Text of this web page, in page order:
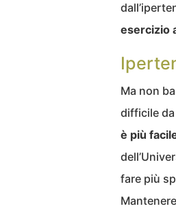
esercizio
Ma non
difficile
è più
fare più